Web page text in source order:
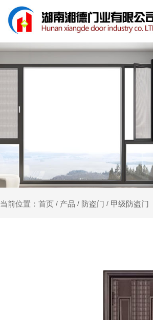
当前位置：首页 / 产品 / 防盗门 / 甲级防盗门